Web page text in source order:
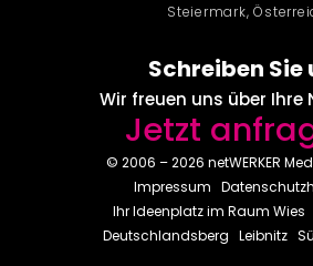
Steiermark,
Schreiben Sie
Wir freuen uns über Ihre
Jetzt
© 2006 – 2026 netWERKER
Impressum
Ihr Ideenplatz im Raum Wies
Deutschlandsberg Leibnitz